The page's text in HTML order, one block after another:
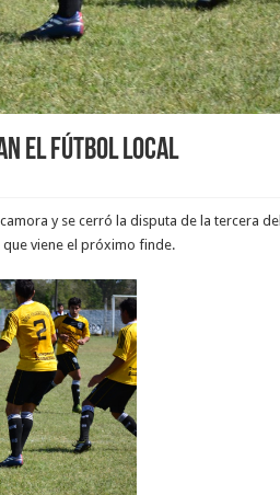
el fútbol local
y se cerró la disputa de la tercera del
viene el próximo finde.